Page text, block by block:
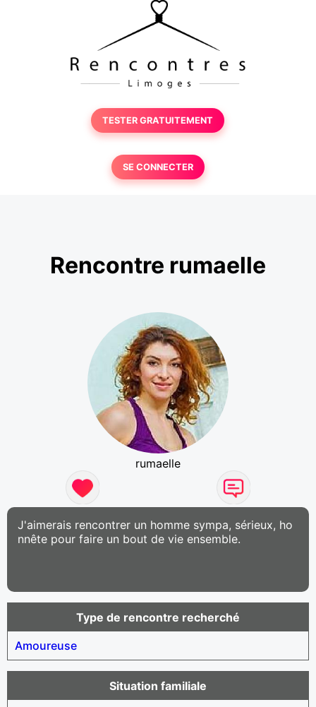
TESTER GRATUITEMENT
SE CONNECTER
Rencontre rumaelle
rumaelle
J'aimerais rencontrer un homme sympa, sérieux, ho
nnête pour faire un bout de vie ensemble.
Type de rencontre recherché
Amoureuse
Situation familiale